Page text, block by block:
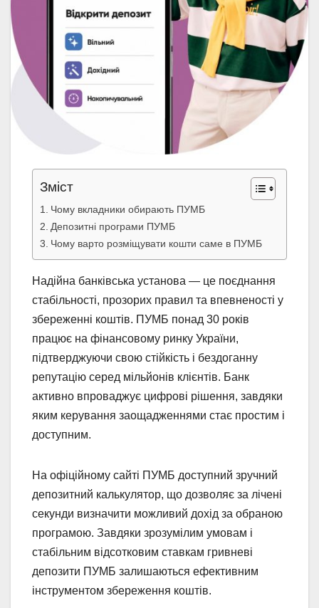
Зміст
Чому вкладники обирають ПУМБ
Депозитні програми ПУМБ
Чому варто розміщувати кошти саме в ПУМБ
Надійна банківська установа — це поєднання
стабільності, прозорих правил та впевненості у
збереженні коштів. ПУМБ понад 30 років
працює на фінансовому ринку України,
підтверджуючи свою стійкість і бездоганну
репутацію серед мільйонів клієнтів. Банк
активно впроваджує цифрові рішення, завдяки
яким керування заощадженнями стає простим і
доступним.
На офіційному сайті ПУМБ доступний зручний
депозитний калькулятор, що дозволяє за лічені
секунди визначити можливий дохід за обраною
програмою. Завдяки зрозумілим умовам і
стабільним відсотковим ставкам гривневі
депозити ПУМБ залишаються ефективним
інструментом збереження коштів.